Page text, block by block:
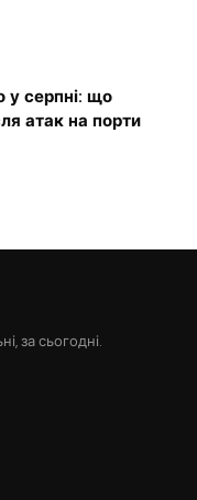
у серпні: що
атак на порти
за сьогодні.